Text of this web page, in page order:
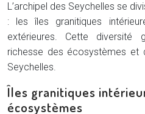
L’archipel des Seychelles se
: les îles granitiques
extérieures. Cette diversité
richesse des écosystèmes et
Seychelles.
Îles granitiques
écosystèmes